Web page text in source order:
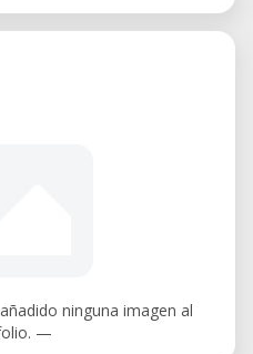
ninguna imagen al
—